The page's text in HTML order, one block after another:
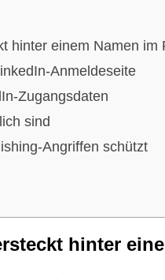
hinter einem Namen im
Anmeldeseite
Zugangsdaten
sind
Angriffen schützt
hinter